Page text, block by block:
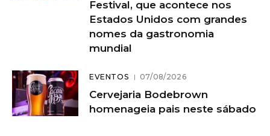
Festival, que acontece nos
Estados Unidos com grandes
nomes da gastronomia
mundial
EVENTOS 07/08/2026
Cervejaria Bodebrown
homenageia pais neste sábado